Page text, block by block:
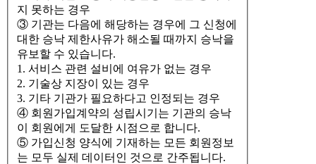
지 못하는 경우
③ 기관는 다음에 해당하는 경우에 그 신청에
대한 승낙 제한사유가 해소될 때까지 승낙을
유보할 수 있습니다.
1. 서비스 관련 설비에 여유가 없는 경우
2. 기술상 지장이 있는 경우
3. 기타 기관가 필요하다고 인정되는 경우
④ 회원가입계약의 성립시기는 기관의 승낙
이 회원에게 도달한 시점으로 합니다.
⑤ 가입신청 양식에 기재하는 모든 회원정보
는 모두 실제 데이터인 것으로 간주됩니다.